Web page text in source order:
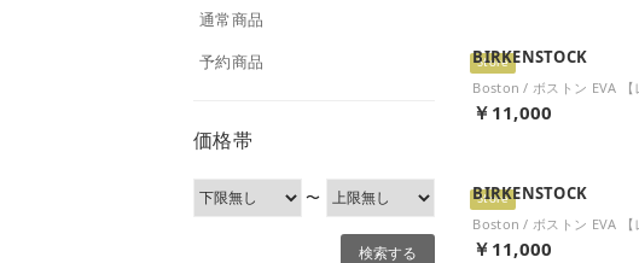
通常商品
予約商品
価格帯
〜
Store
BIRKENSTOCK
￥11,000
Store
BIRKENSTOCK
￥11,000